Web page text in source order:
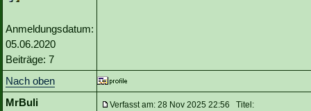
Anmeldungsdatum:
05.06.2020
Beiträge: 7
Nach oben
MrBuli
Verfasst am: 28 Nov 2025 22:56 Titel: